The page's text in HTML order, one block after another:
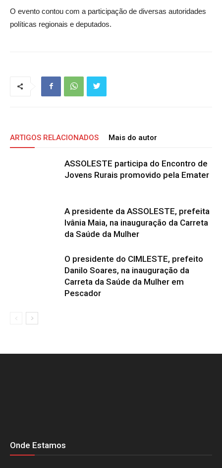
O evento contou com a participação de diversas autoridades
políticas regionais e deputados.
ARTIGOS RELACIONADOS Mais do autor
ASSOLESTE participa do Encontro de
Jovens Rurais promovido pela Emater
A presidente da ASSOLESTE, prefeita
Ivânia Maia, na inauguração da Carreta
da Saúde da Mulher
O presidente do CIMLESTE, prefeito
Danilo Soares, na inauguração da
Carreta da Saúde da Mulher em
Pescador
Onde Estamos